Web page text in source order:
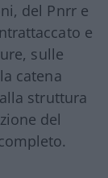
del Pnrr e
e
sulle
catena
struttura
del